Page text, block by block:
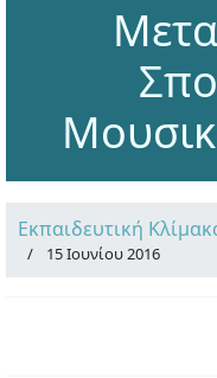
Εκπαιδευτική
15 Ιουνίου 2016